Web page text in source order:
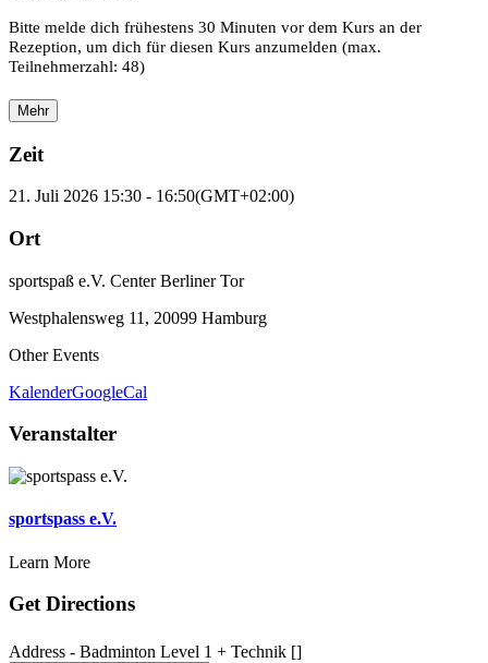
Bitte melde dich frühestens 30 Minuten vor dem Kurs an der
Rezeption, um dich für diesen Kurs anzumelden (max.
Teilnehmerzahl: 48)
Mehr
Zeit
21. Juli 2026 15:30 - 16:50(GMT+02:00)
Ort
sportspaß e.V. Center Berliner Tor
Westphalensweg 11, 20099 Hamburg
Other Events
KalenderGoogleCal
Veranstalter
sportspass e.V.
Learn More
Get Directions
Address - Badminton Level 1 + Technik []